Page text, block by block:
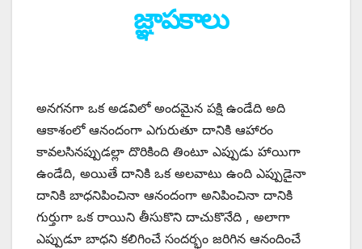
జ్ఞాపకాలు
అనగనగా ఒక అడవిలో అందమైన పక్షి ఉండేది అది
ఆకాశంలో ఆనందంగా ఎగురుతూ దానికి ఆహారం
కావలసినప్పుడల్లా దొరికింది తింటూ ఎప్పుడు హాయిగా
ఉండేది, అయితే దానికి ఒక అలవాటు ఉంది ఎప్పుడైనా
దానికి బాధనిపించినా ఆనందంగా అనిపించినా దానికి
గుర్తుగా ఒక రాయిని తీసుకొని దాచుకొనేది , అలాగా
ఎప్పుడూ బాధని కలిగించే సందర్భం జరిగిన ఆనందించే